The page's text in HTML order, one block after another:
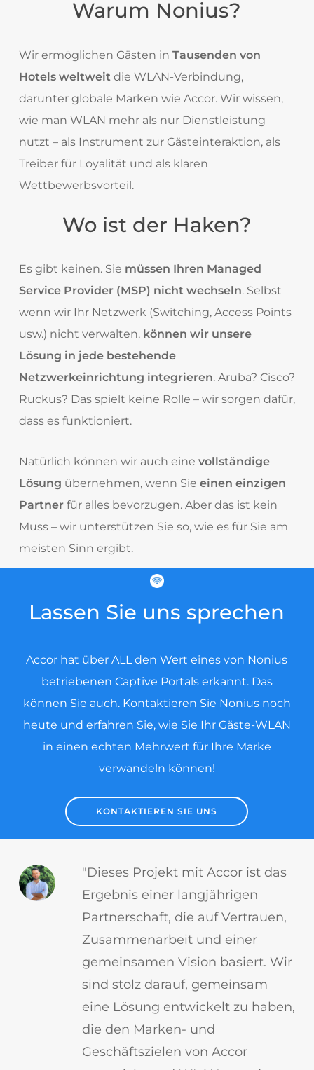
Warum Nonius?
Wir ermöglichen Gästen in Tausenden von
Hotels weltweit die WLAN-Verbindung,
darunter globale Marken wie Accor. Wir wissen,
wie man WLAN mehr als nur Dienstleistung
nutzt – als Instrument zur Gästeinteraktion, als
Treiber für Loyalität und als klaren
Wettbewerbsvorteil.
Wo ist der Haken?
Es gibt keinen. Sie müssen Ihren Managed
Service Provider (MSP) nicht wechseln. Selbst
wenn wir Ihr Netzwerk (Switching, Access Points
usw.) nicht verwalten, können wir unsere
Lösung in jede bestehende
Netzwerkeinrichtung integrieren. Aruba? Cisco?
Ruckus? Das spielt keine Rolle – wir sorgen dafür,
dass es funktioniert.
Natürlich können wir auch eine vollständige
Lösung übernehmen, wenn Sie einen einzigen
Partnerfür alles bevorzugen. Aber das ist kein
Muss – wir unterstützen Sie so, wie es für Sie am
meisten Sinn ergibt.
Lassen Sie uns sprechen
Accor hat über ALL den Wert eines von Nonius
betriebenen Captive Portals erkannt. Das
können Sie auch. Kontaktieren Sie Nonius noch
heute und erfahren Sie, wie Sie Ihr Gäste-WLAN
in einen echten Mehrwert für Ihre Marke
verwandeln können!
KONTAKTIEREN SIE UNS
"Dieses Projekt mit Accor ist das
Ergebnis einer langjährigen
Partnerschaft, die auf Vertrauen,
Zusammenarbeit und einer
gemeinsamen Vision basiert. Wir
sind stolz darauf, gemeinsam
eine Lösung entwickelt zu haben,
die den Marken- und
Geschäftszielen von Accor